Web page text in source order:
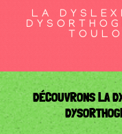
LA
DÉCOUVRONS LA